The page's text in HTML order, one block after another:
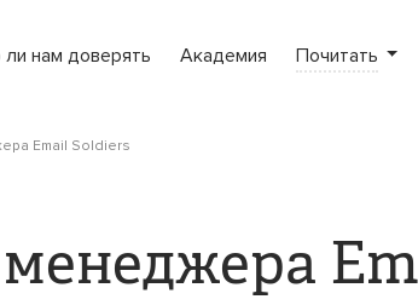
нам доверять Академия Почитать
Email Soldiers